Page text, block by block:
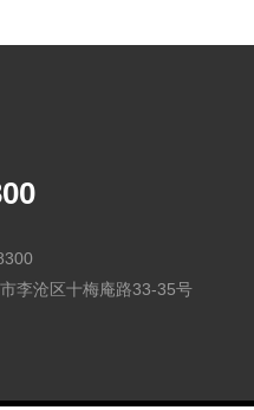
李沧区十梅庵路33-35号